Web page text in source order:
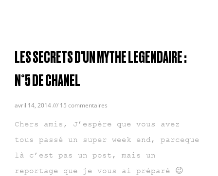
LES SECRETS D'UN MYTHE LEGENDAIRE :
N°5 DE CHANEL
avril 14, 2014 15 commentaires
Chers amis, J’espère que vous avez
tous passé un super week end, parceque
là c’est pas un post, mais un
reportage que je vous ai préparé 😉